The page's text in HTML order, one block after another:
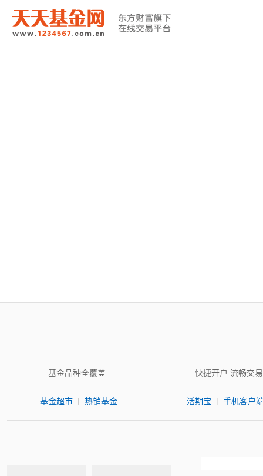
基金品种全覆盖
基金超市 | 热销基金
快捷开户 流畅交易
活期宝 | 手机客户